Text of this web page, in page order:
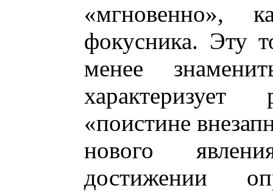
«мгновенно»,
фокусника. Эту
менее
«поистине
нового
достижении